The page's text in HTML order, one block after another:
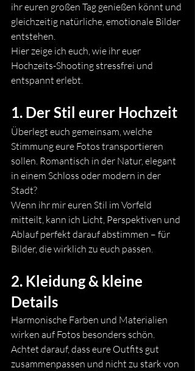
ihr euren großen Tag genießen könnt und
gleichzeitig natürliche, emotionale Bilder
entstehen.
Hier zeige ich euch, wie ihr euer
Hochzeits-Shooting stressfrei und
entspannt erlebt.
1. Der Stil eurer Hochzeit
Überlegt euch gemeinsam, welche
Stimmung eure Fotos transportieren
sollen. Romantisch in der Natur, elegant
in einem Schloss oder modern in der
Stadt?
Wenn ihr mir euren Stil im Vorfeld
mitteilt, kann ich Licht, Perspektiven und
Ablauf perfekt darauf abstimmen – für
Bilder, die wirklich zu euch passen.
2. Kleidung & kleine
Details
Harmonische Farben und Materialien
wirken auf Fotos besonders schön.
Achtet darauf, dass eure Outfits gut
zusammenpassen und nicht zu stark von